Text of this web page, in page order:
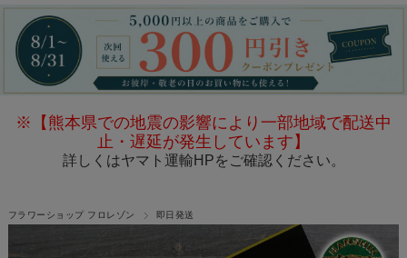
※【熊本県での地震の影響により一部地域で配送中
止・遅延が発生しています】
詳しくはヤマト運輸HPをご確認ください。
フラワーショップ フロレゾン 即日発送